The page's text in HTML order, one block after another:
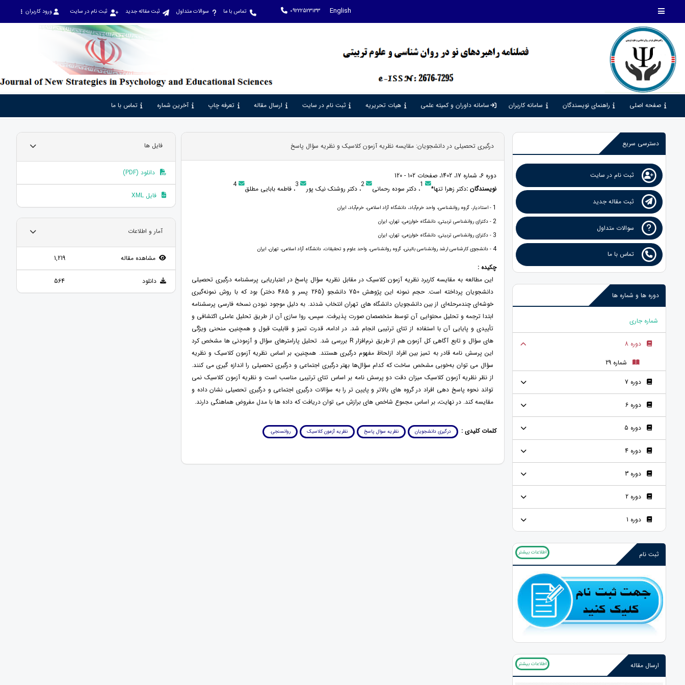
English
09222523133 تماس با ما سوالات متداول ثبت مقاله جدید ثبت نام در سایت ورود کاربران
صفحه اصلی راهنمای نویسندگان سامانه کاربران سامانه داوران و کمیته علمی هیات تحریریه ثبت نام در سایت ارسال مقاله تعرفه چاپ آخرین شماره تماس با ما
دسترسی سریع
ثبت نام در سایت
ثبت مقاله جدید
سوالات متداول
تماس با ما
دوره ها و شماره ها
شماره جاری
دوره 8
شماره 29
دوره 7
دوره 6
دوره 5
دوره 4
دوره 3
دوره 2
دوره 1
ثبت نام اطلاعات بیشتر
ارسال مقاله اطلاعات بیشتر
درگیری تحصیلی در دانشجویان: مقایسه نظریه آزمون کلاسیک و نظریه سؤال پاسخ
دوره 6، شماره 17، 1402، صفحات 102 - 120
نویسندگان :دکتر زهرا تنها* 1، دکتر سوده رحمانی 2، دکتر روشنک نیک پور 3، فاطمه بابایی مطلق 4
1 - استادیار، گروه روانشناسی، واحد خرم‌آباد، دانشگاه آزاد اسلامی، خرم‌آباد، ایران
2 - دکترای روانشناسی تربیتی، دانشگاه خوارزمی، تهران، ایران
3 - دکترای روانشناسی تربیتی، دانشگاه خوارزمی، تهران، ایران
4 - دانشجوی کارشناسی ارشد روانشناسی بالینی، گروه روانشناسی، واحد علوم و تحقیقات، دانشگاه آزاد اسلامی، تهران، ایران
چکیده :
این مطالعه به مقایسه کاربرد نظریه آزمون کلاسیک در مقابل نظریه سؤال پاسخ در اعتباریابی پرسشنامه درگیری تحصیلی
دانشجویان پرداخته است. حجم نمونه این پژوهش 750 دانشجو (265 پسر و 485 دختر) بود که با روش نمونه‌گیری
خوشه‌ای چندمرحله‌ای از بین دانشجویان دانشگاه های تهران انتخاب شدند. به دلیل موجود نبودن نسخه فارسی پرسشنامه
ابتدا ترجمه و تحلیل محتوایی آن توسط متخصصان صورت پذیرفت. سپس، روا سازی آن از طریق تحلیل عاملی اکتشافی و
تأییدی و پایایی آن با استفاده از تتای ترتیبی انجام شد. در ادامه، قدرت تمیز و قابلیت قبول و همچنین، منحنی ویژگی
های سؤال و تابع آگاهی کل آزمون هم از طریق نرم‌افزار R بررسی شد. تحلیل پارامترهای سؤال و آزمودنی ها مشخص کرد
این پرسش نامه قادر به تمیز بین افراد ازلحاظ مفهوم درگیری هستند. همچنین، بر اساس نظریه آزمون کلاسیک و نظریه
سؤال می توان به‌خوبی مشخص ساخت که کدام سؤال‌ها بهتر درگیری اجتماعی و درگیری تحصیلی را اندازه گیری می کنند.
از نظر نظریه آزمون کلاسیک میزان دقت دو پرسش نامه بر اساس تتای ترتیبی مناسب است و نظریه آزمون کلاسیک نمی
تواند نحوه پاسخ دهی افراد در گروه های بالاتر و پایین تر را به سؤالات درگیری اجتماعی و درگیری تحصیلی نشان داده و
مقایسه کند. در نهایت، بر اساس مجموع شاخص های برازش می توان دریافت که داده ها با مدل مفروض هماهنگی دارند.
کلمات کلیدی : درگیری دانشجویان نظریه سوال پاسخ نظریه آزمون کلاسیک روانسنجی.
فایل ها
دانلود (PDF)
فایل XML
آمار و اطلاعات
مشاهده مقاله 1,219
دانلود 564